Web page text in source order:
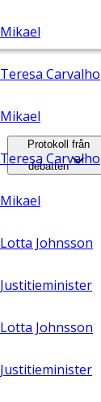
Mikael
Teresa Carvalho
Mikael
Teresa Carvalho
Mikael
Lotta Johnsson
Justitieminister
Lotta Johnsson
Justitieminister
Protokoll från
debatten